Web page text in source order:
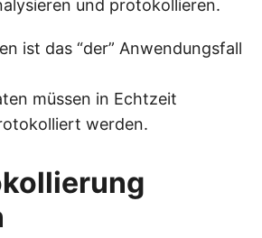
und protokollieren.
ist das “der” Anwendungsfall
müssen in Echtzeit
werden.